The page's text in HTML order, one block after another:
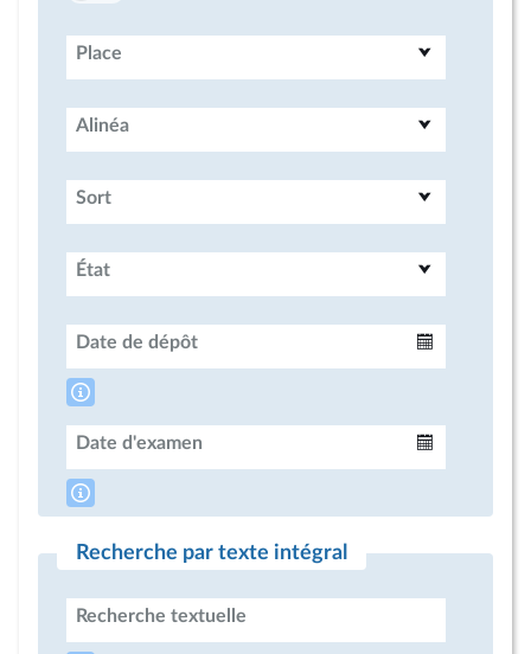
Place
Alinéa
Sort
État
Date de dépôt
Date d'examen
Recherche par texte intégral
Recherche textuelle